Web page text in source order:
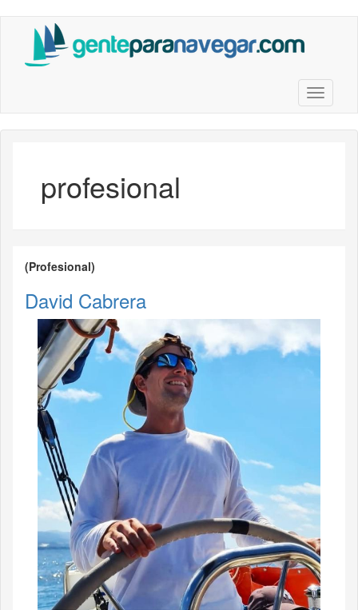
contenido
Toggle
profesional
(Profesional)
David Cabrera